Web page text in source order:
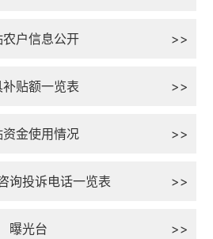
农户信息公开 >>
贴额一览表 >>
资金使用情况 >>
询投诉电话一览表 >>
曝光台 >>